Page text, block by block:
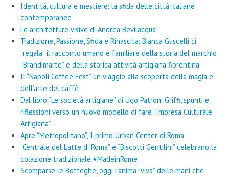
Identità, cultura e mestiere: la sfida delle città italiane
contemporanee
Le architetture visive di Andrea Bevilacqua
Tradizione, Passione, Sfida e Rinascita: Bianca Guscelli ci
“regala” il racconto umano e familiare della storia del marchio
“Brandimarte” e della storica attività artigiana fiorentina
Il “Napoli Coffee Fest” un viaggio alla scoperta della magia e
dell’arte del caffè
Dal libro “Le società artigiane” di Ugo Patroni Griffi, spunti e
riflessioni verso un nuovo modello di fare “Impresa Culturale
Artigiana”
Apre “Metropolitano”, il primo Urban Center di Roma
“Centrale del Latte di Roma” e “Biscotti Gentilini” celebrano la
colazione tradizionale #MadeinRome
Scomparse le Botteghe, oggi l’anima “viva” delle mani che